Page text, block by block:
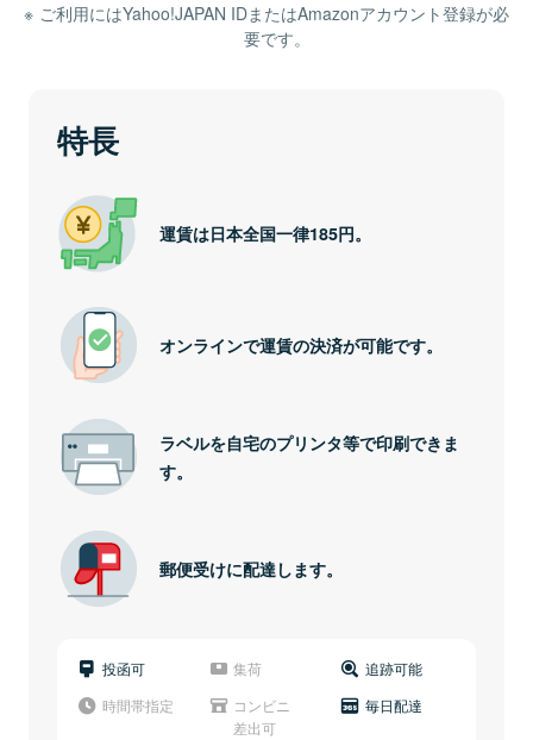
ご利用にはYahoo!JAPAN IDまたはAmazonアカウント登録が必
要です。
特長
運賃は日本全国一律185円。
オンラインで運賃の決済が可能です。
ラベルを自宅のプリンタ等で印刷できま
す。
郵便受けに配達します。
投函可 集荷
追跡可能
時間帯指定
コンビニ
差出可
毎日配達